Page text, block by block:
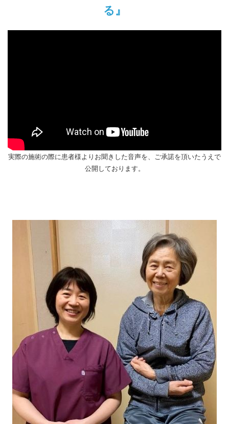
る』
実際の施術の際に患者様よりお聞きした音声を、ご承諾を頂いたうえで
公開しております。